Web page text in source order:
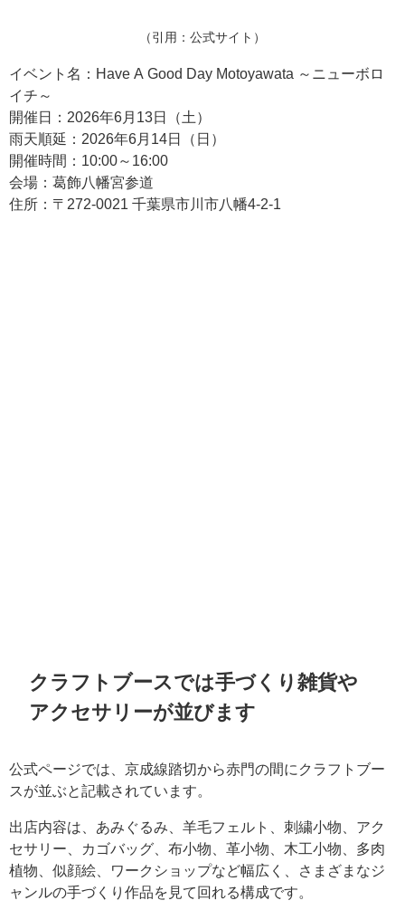
（引用：公式サイト）
イベント名：Have A Good Day Motoyawata ～ニューボロ
イチ～
開催日：2026年6月13日（土）
雨天順延：2026年6月14日（日）
開催時間：10:00～16:00
会場：葛飾八幡宮参道
住所：〒272-0021 千葉県市川市八幡4-2-1
クラフトブースでは手づくり雑貨や
アクセサリーが並びます
公式ページでは、京成線踏切から赤門の間にクラフトブー
スが並ぶと記載されています。
出店内容は、あみぐるみ、羊毛フェルト、刺繍小物、アク
セサリー、カゴバッグ、布小物、革小物、木工小物、多肉
植物、似顔絵、ワークショップなど幅広く、さまざまなジ
ャンルの手づくり作品を見て回れる構成です。